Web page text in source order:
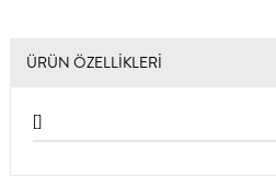
ÜRÜN ÖZELLIKLERI
[]